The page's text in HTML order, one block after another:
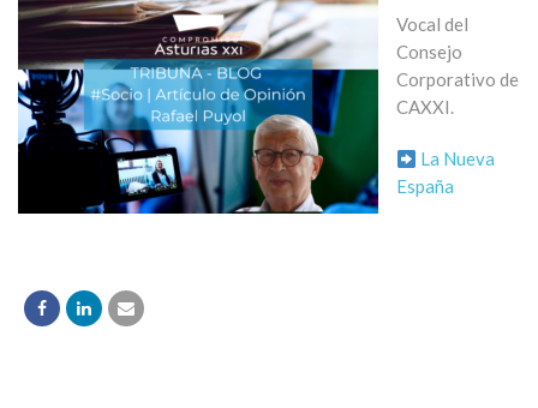
Vocal del
Consejo
Corporativo de
CAXXI.
La Nueva
España